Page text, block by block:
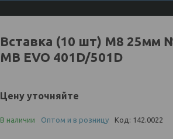
Вставка (10 шт) М8 25мм
MB EVO 401D/501D
Цену уточняйте
В наличии Оптом и в розницу Код: 142.0022